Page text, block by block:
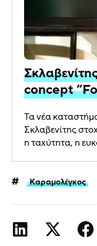
concept
Τα νέα
Σκλαβενίτης
η ταχύτητα, η
Καραμολέγκος